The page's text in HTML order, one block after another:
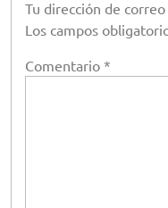
Tu dirección de
Los campos
Comentario *